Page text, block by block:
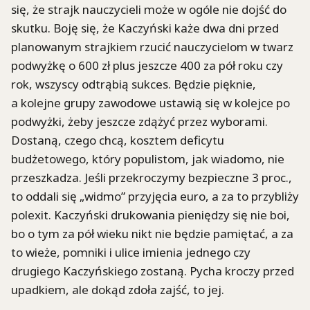
się, że strajk nauczycieli może w ogóle nie dojść do
skutku. Boję się, że Kaczyński każe dwa dni przed
planowanym strajkiem rzucić nauczycielom w twarz
podwyżkę o 600 zł plus jeszcze 400 za pół roku czy
rok, wszyscy odtrąbią sukces. Będzie pięknie,
a kolejne grupy zawodowe ustawią się w kolejce po
podwyżki, żeby jeszcze zdążyć przez wyborami.
Dostaną, czego chcą, kosztem deficytu
budżetowego, który populistom, jak wiadomo, nie
przeszkadza. Jeśli przekroczymy bezpieczne 3 proc.,
to oddali się „widmo” przyjęcia euro, a za to przybliży
polexit. Kaczyński drukowania pieniędzy się nie boi,
bo o tym za pół wieku nikt nie będzie pamiętać, a za
to wieże, pomniki i ulice imienia jednego czy
drugiego Kaczyńskiego zostaną. Pycha kroczy przed
upadkiem, ale dokąd zdoła zajść, to jej.